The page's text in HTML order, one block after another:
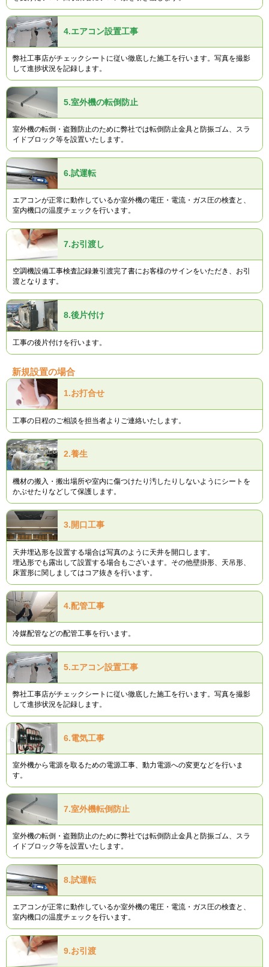
4.エアコン設置工事
弊社工事店がチェックシートに従い徹底した施工を行います。写真を撮影
して進捗状況を記録します。
5.室外機の転倒防止
室外機の転倒・盗難防止のために弊社では転倒防止金具と防振ゴム、スラ
イドブロック等を設置いたします。
6.試運転
エアコンが正常に動作しているか室外機の電圧・電流・ガス圧の検査と、
室内機口の温度チェックを行います。
7.お引渡し
空調機設備工事検査記録兼引渡完了書にお客様のサインをいただき、お引
渡となります。
8.後片付け
工事の後片付けを行います。
新規設置の場合
1.お打合せ
工事の日程のご相談を担当者よりご連絡いたします。
2.養生
機材の搬入・搬出場所や室内に傷つけたり汚したりしないようにシートを
かぶせたりなどして保護します。
3.開口工事
天井埋込形を設置する場合は写真のように天井を開口します。
埋込形でも露出して設置する場合もございます。その他壁掛形、天吊形、
床置形に関しましてはコア抜きを行います。
4.配管工事
冷媒配管などの配管工事を行います。
5.エアコン設置工事
弊社工事店がチェックシートに従い徹底した施工を行います。写真を撮影
して進捗状況を記録します。
6.電気工事
室外機から電源を取るための電源工事、動力電源への変更などを行いま
す。
7.室外機転倒防止
室外機の転倒・盗難防止のために弊社では転倒防止金具と防振ゴム、スラ
イドブロック等を設置いたします。
8.試運転
エアコンが正常に動作しているか室外機の電圧・電流・ガス圧の検査と、
室内機口の温度チェックを行います。
9.お引渡